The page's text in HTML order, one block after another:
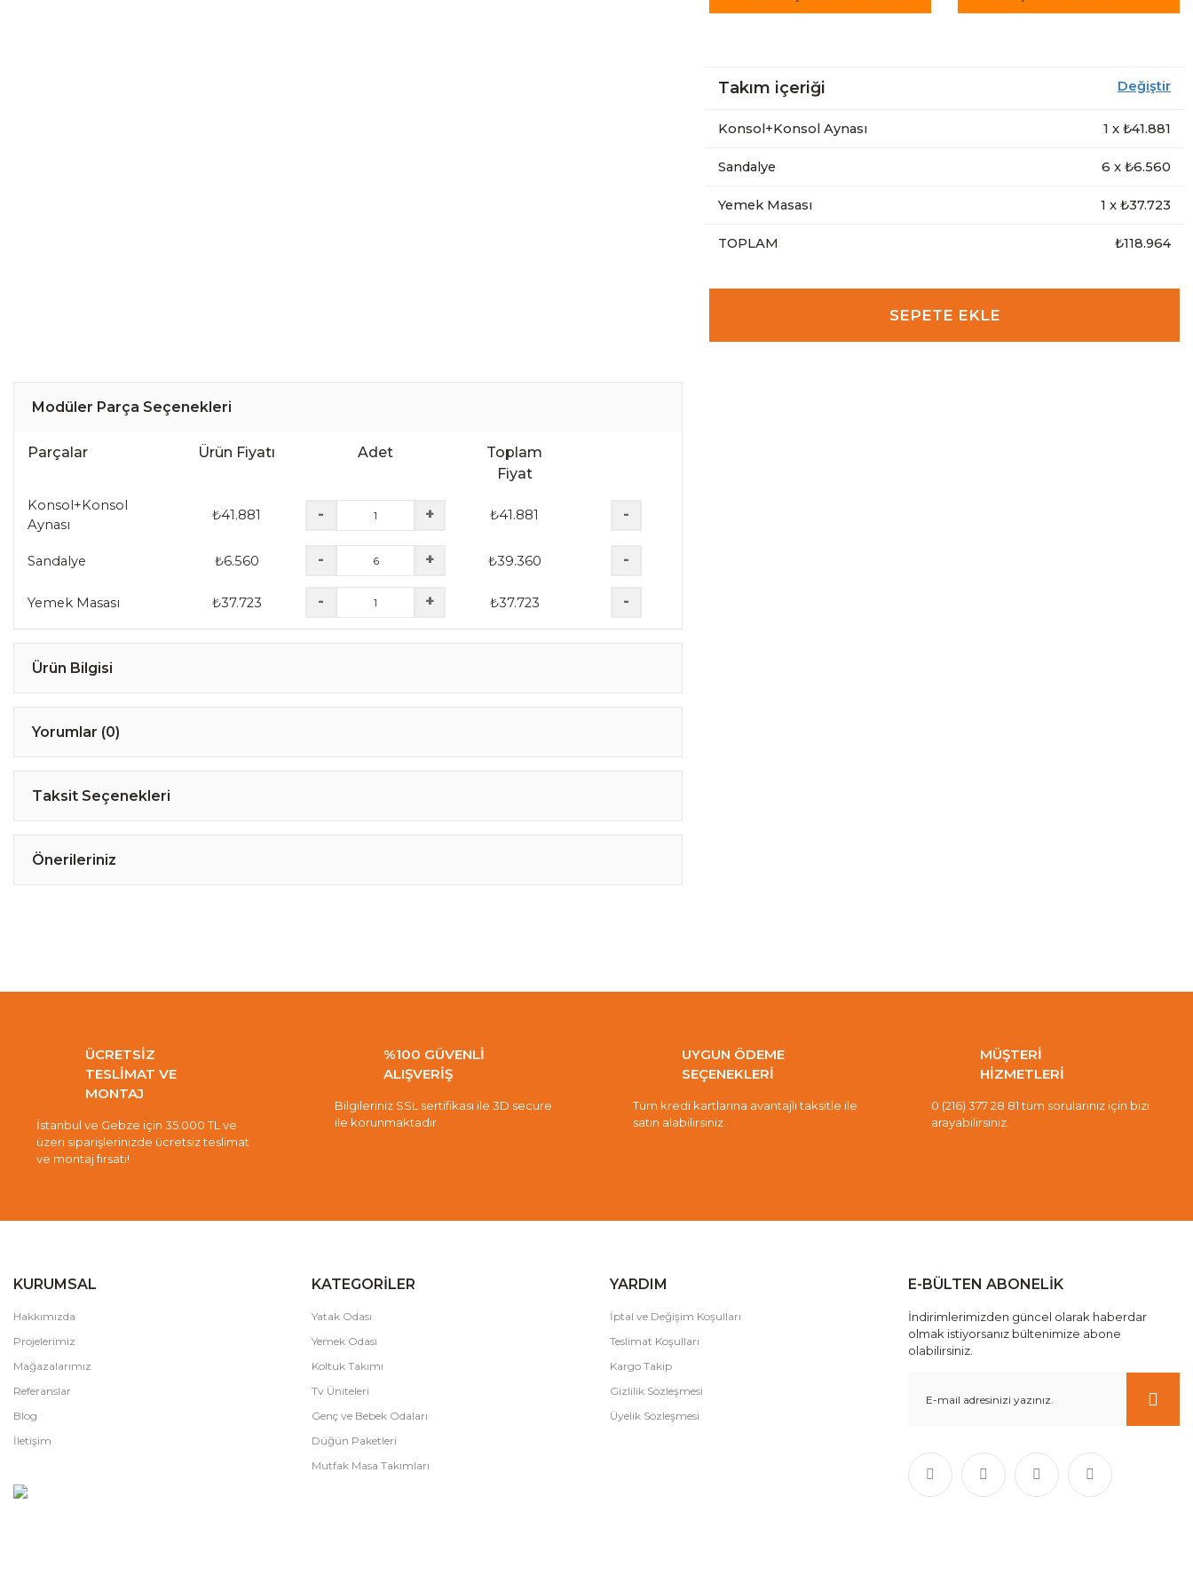
Takım içeriği Değiştir
Konsol+Konsol Aynası 1 x ₺41.881
Sandalye 6 x ₺6.560
Yemek Masası 1 x ₺37.723
TOPLAM ₺118.964
SEPETE EKLE
Modüler Parça Seçenekleri
Parçalar Ürün Fiyatı Adet
Toplam
Fiyat
Konsol+Konsol
Aynası
₺41.881 - + ₺41.881 -
Sandalye ₺6.560 - + ₺39.360 -
Yemek Masası ₺37.723 - + ₺37.723 -
Ürün Bilgisi
Yorumlar (0)
Taksit Seçenekleri
Önerileriniz
ÜCRETSİZ
TESLİMAT VE
MONTAJ
İstanbul ve Gebze için 35.000 TL ve
üzeri siparişlerinizde ücretsiz teslimat
ve montaj fırsatı!
%100 GÜVENLİ
ALIŞVERİŞ
Bilgileriniz SSL sertifikası ile 3D secure
ile korunmaktadır.
UYGUN ÖDEME
SEÇENEKLERİ
Tüm kredi kartlarına avantajlı taksitle ile
satın alabilirsiniz.
MÜŞTERİ
HİZMETLERİ
0 (216) 377 28 81 tüm sorularınız için bizi
arayabilirsiniz.
KURUMSAL
Hakkımızda
Projelerimiz
Mağazalarımız
Referanslar
Blog
İletişim
KATEGORİLER
Yatak Odası
Yemek Odası
Koltuk Takımı
Tv Üniteleri
Genç ve Bebek Odaları
Düğün Paketleri
Mutfak Masa Takımları
YARDIM
İptal ve Değişim Koşulları
Teslimat Koşulları
Kargo Takip
Gizlilik Sözleşmesi
Üyelik Sözleşmesi
E-BÜLTEN ABONELİK
İndirimlerimizden güncel olarak haberdar
olmak istiyorsanız bültenimize abone
olabilirsiniz.